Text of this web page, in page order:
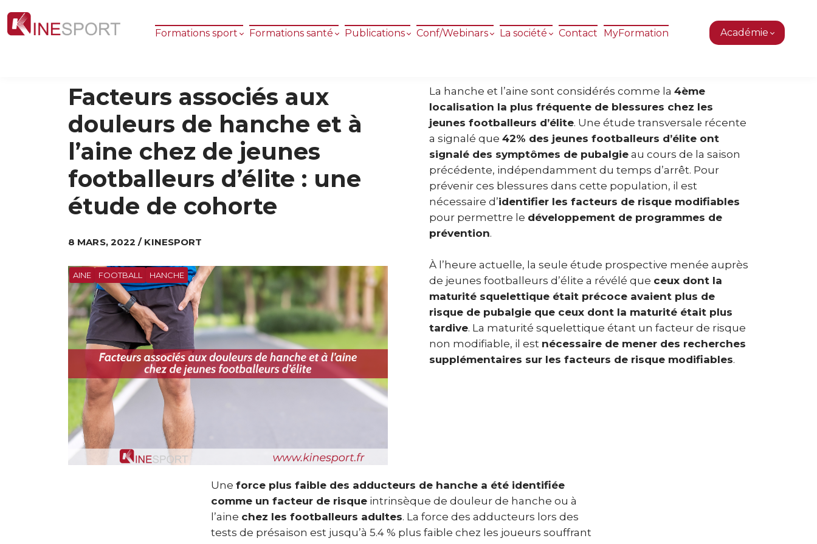
Formations sport Formations santé Publications Conf/Webinars La société Contact MyFormation Académie
Facteurs associés aux
douleurs de hanche et à
l’aine chez de jeunes
footballeurs d’élite : une
étude de cohorte
8 MARS, 2022 / KINESPORT
AINE FOOTBALL HANCHE
La hanche et l’aine sont considérés comme la4ème
localisation la plus fréquente de blessures chez les
jeunes footballeurs d’élite. Une étude transversale récente
a signalé que42% des jeunes footballeurs d’élite ont
signalé des symptômes de pubalgie au cours de la saison
précédente, indépendamment du temps d’arrêt. Pour
prévenir ces blessures dans cette population, il est
nécessaire d’identifier les facteurs de risque modifiables
pour permettre le développement de programmes de
prévention.
À l’heure actuelle, la seule étude prospective menée auprès
de jeunes footballeurs d’élite a révélé que ceux dont la
maturité squelettique était précoce avaient plus de
risque de pubalgie que ceux dont la maturité était plus
tardive. La maturité squelettique étant un facteur de risque
non modifiable, il est nécessaire de mener des recherches
supplémentaires sur les facteurs de risque modifiables.
Une force plus faible des adducteurs de hanche a été identifiée
comme un facteur de risque intrinsèque de douleur de hanche ou à
l’aine chez les footballeurs adultes. La force des adducteurs lors des
tests de présaison est jusqu’à 5.4 % plus faible chez les joueurs souffrant